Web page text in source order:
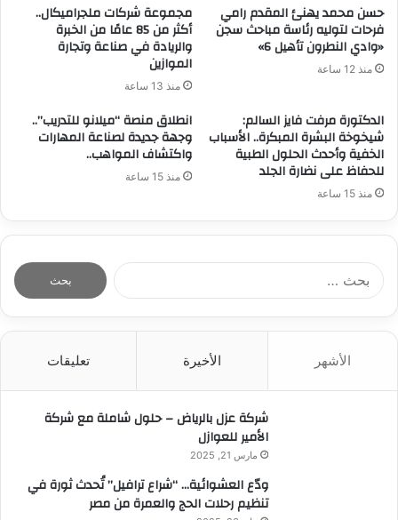
حسن محمد يهنئ المقدم رامي
فرحات لتوليه رئاسة مباحث سجن
«وادي النطرون تأهيل 6»
منذ 12 ساعة
مجموعة شركات ملجراميكال..
أكثر من 85 عامًا من الخبرة
والريادة في صناعة وتجارة
الموازين
منذ 13 ساعة
الدكتورة مرفت فايز السالم:
شيخوخة البشرة المبكرة.. الأسباب
الخفية وأحدث الحلول الطبية
للحفاظ على نضارة الجلد
منذ 15 ساعة
انطلاق منصة “ميلانو للتدريب”..
وجهة جديدة لصناعة المهارات
واكتشاف المواهب..
منذ 15 ساعة
الأشهر الأخيرة تعليقات
شركة عزل بالرياض – حلول شاملة مع شركة
الأمير للعوازل
مارس 21, 2025
ودّع العشوائية… “شراع ترافيل” تُحدث ثورة في
تنظيم رحلات الحج والعمرة من مصر